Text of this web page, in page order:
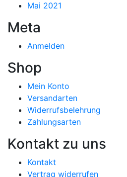
Mai 2021
Meta
Anmelden
Shop
Mein Konto
Versandarten
Widerrufsbelehrung
Zahlungsarten
Kontakt zu uns
Kontakt
Vertrag widerrufen